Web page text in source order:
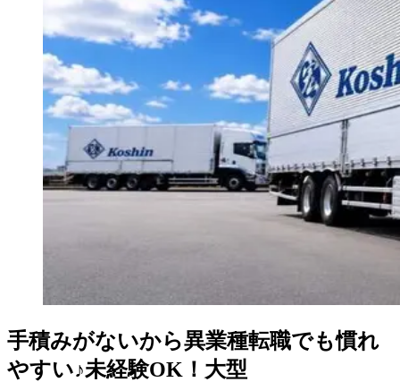
手積みがないから異業種転職でも慣れ
やすい♪未経験OK！大型